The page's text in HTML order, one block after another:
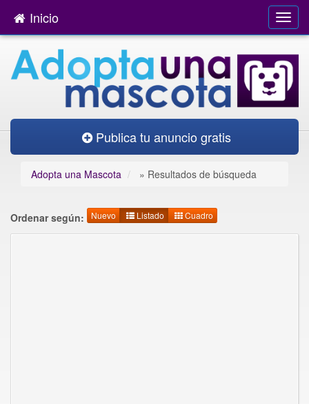
Inicio
Publica tu anuncio gratis
Adopta una Mascota » Resultados de búsqueda
Ordenar según: Nuevo Listado Cuadro